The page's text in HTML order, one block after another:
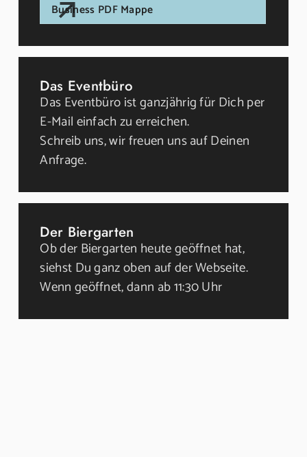
Business PDF Mappe
Das Eventbüro
Das Eventbüro ist ganzjährig für Dich per
E-Mail einfach zu erreichen.
Schreib uns, wir freuen uns auf Deinen
Anfrage.
Der Biergarten
Ob der Biergarten heute geöffnet hat,
siehst Du ganz oben auf der Webseite.
Wenn geöffnet, dann ab 11:30 Uhr